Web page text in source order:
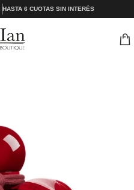
HASTA 6 CUOTAS SIN INTERÉS